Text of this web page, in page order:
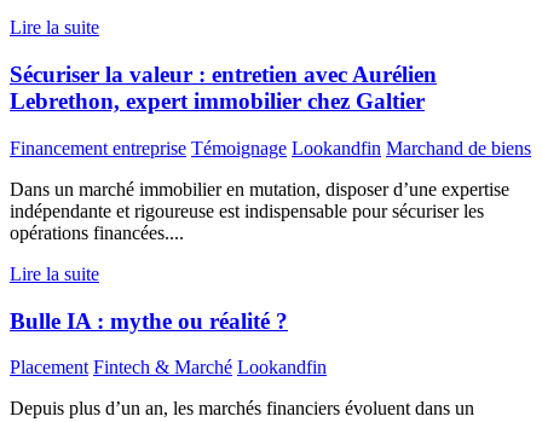
Lire la suite
Sécuriser la valeur : entretien avec Aurélien
Lebrethon, expert immobilier chez Galtier
Financement entreprise Témoignage Lookandfin Marchand de biens
Dans un marché immobilier en mutation, disposer d’une expertise
indépendante et rigoureuse est indispensable pour sécuriser les
opérations financées....
Lire la suite
Bulle IA : mythe ou réalité ?
Placement Fintech & Marché Lookandfin
Depuis plus d’un an, les marchés financiers évoluent dans un